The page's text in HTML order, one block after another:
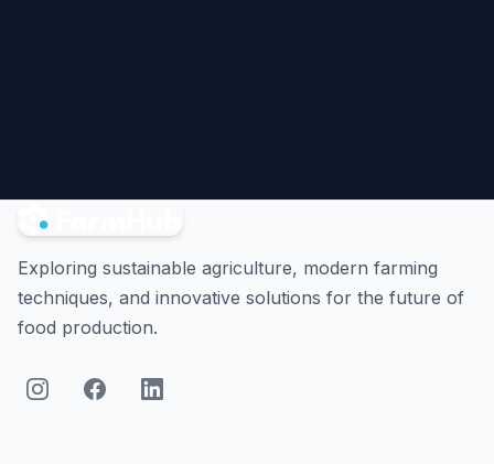
Exploring sustainable agriculture, modern farming
techniques, and innovative solutions for the future of
food production.